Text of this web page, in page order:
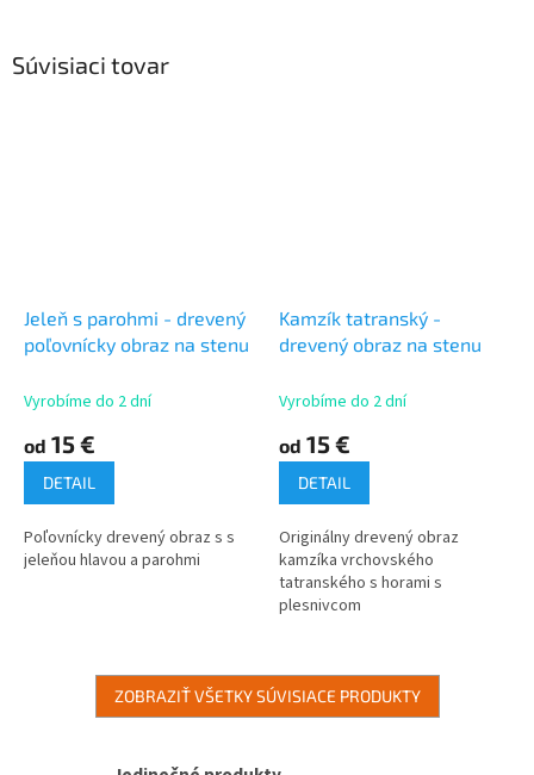
Súvisiaci tovar
Jeleň s parohmi - drevený
poľovnícky obraz na stenu
Vyrobíme do 2 dní
od 15 €
DETAIL
Poľovnícky drevený obraz s s
jeleňou hlavou a parohmi
Kamzík tatranský -
drevený obraz na stenu
Vyrobíme do 2 dní
od 15 €
DETAIL
Originálny drevený obraz
kamzíka vrchovského
tatranského s horami s
plesnivcom
ZOBRAZIŤ VŠETKY SÚVISIACE PRODUKTY